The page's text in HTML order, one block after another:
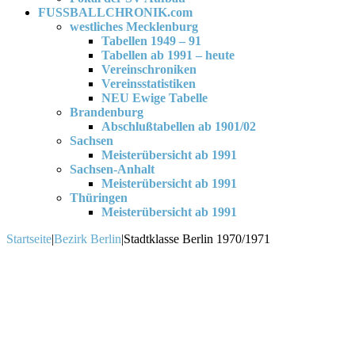
FUSSBALLCHRONIK.com
westliches Mecklenburg
Tabellen 1949 – 91
Tabellen ab 1991 – heute
Vereinschroniken
Vereinsstatistiken
NEU Ewige Tabelle
Brandenburg
Abschlußtabellen ab 1901/02
Sachsen
Meisterübersicht ab 1991
Sachsen-Anhalt
Meisterübersicht ab 1991
Thüringen
Meisterübersicht ab 1991
Startseite|Bezirk Berlin|Stadtklasse Berlin 1970/1971